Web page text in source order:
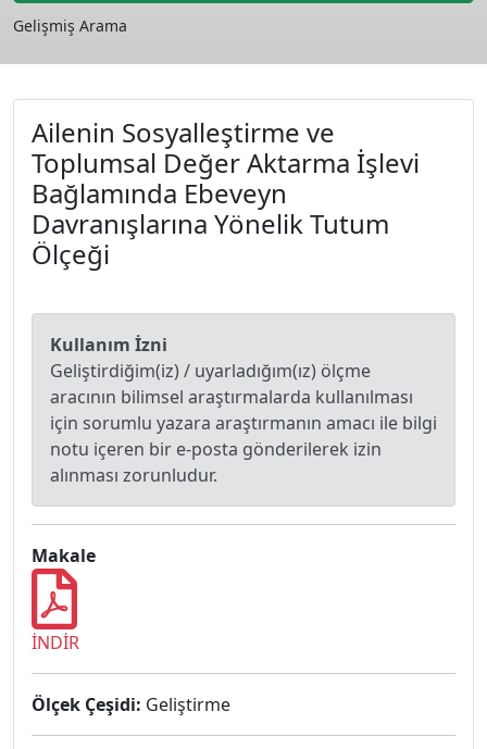
Gelişmiş Arama
Ailenin Sosyalleştirme ve
Toplumsal Değer Aktarma İşlevi
Bağlamında Ebeveyn
Davranışlarına Yönelik Tutum
Ölçeği
Kullanım İzni
Geliştirdiğim(iz) / uyarladığım(ız) ölçme
aracının bilimsel araştırmalarda kullanılması
için sorumlu yazara araştırmanın amacı ile bilgi
notu içeren bir e-posta gönderilerek izin
alınması zorunludur.
Makale
İNDİR
Ölçek Çeşidi: Geliştirme